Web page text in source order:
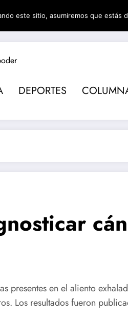
DEPORTES
presentes en el aliento
Los resultados fueron
este sitio, asumiremos que estás